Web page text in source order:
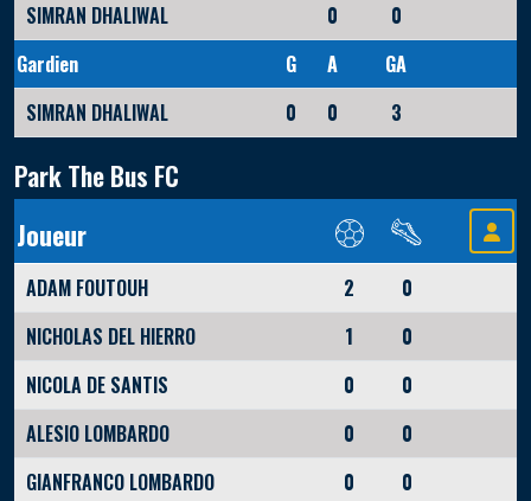
SIMRAN DHALIWAL
0
0
Gardien
G A
GA
SIMRAN DHALIWAL
0 0 3
Park The Bus FC
Joueur
ADAM FOUTOUH 2
0
NICHOLAS DEL HIERRO
1
0
NICOLA DE SANTIS
0
0
ALESIO LOMBARDO
0
0
GIANFRANCO LOMBARDO
0
0